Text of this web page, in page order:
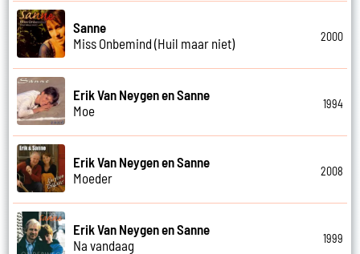
Sanne
Miss Onbemind (Huil maar niet)
2000
Erik Van Neygen en Sanne
Moe
1994
Erik Van Neygen en Sanne
Moeder
2008
Erik Van Neygen en Sanne
Na vandaag
1999